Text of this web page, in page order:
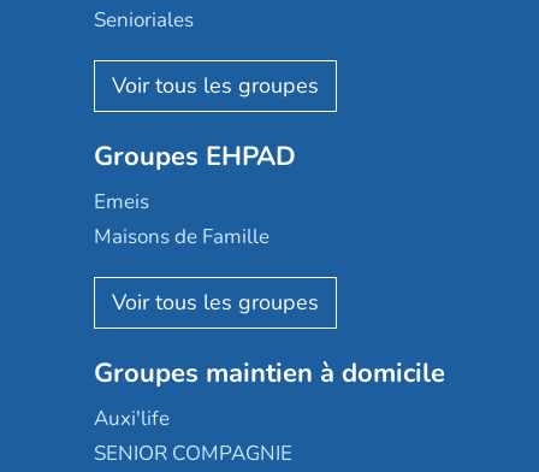
Senioriales
Nohée
Les Résidentiels
Mobicap
Domusvi
Happy Senior
Aquarelia
Nexity edenea
Les jardins d'Arcadie
Occitalia
Appartseniors
Groupes EHPAD
Emeis
Maisons de Famille
Korian
Emera
Groupe SOS
Le Noble Âge
Almage
Groupes maintien à domicile
Auxi'life
SENIOR COMPAGNIE